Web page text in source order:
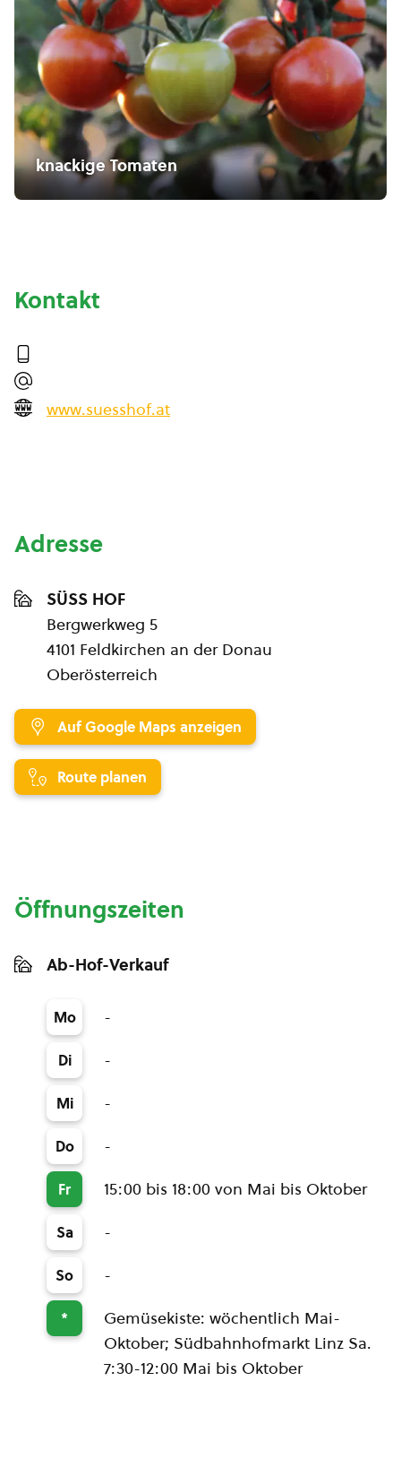
knackige Tomaten
Kontakt
www.suesshof.at
Adresse
SÜSS HOF
Bergwerkweg 5
4101 Feldkirchen an der Donau
Oberösterreich
Auf Google Maps anzeigen
Route planen
Öffnungszeiten
Ab-Hof-Verkauf
Mo -
Di -
Mi -
Do -
Fr 15:00 bis 18:00 von Mai bis Oktober
Sa -
So -
*
Gemüsekiste: wöchentlich Mai-
Oktober; Südbahnhofmarkt Linz Sa.
7:30-12:00 Mai bis Oktober